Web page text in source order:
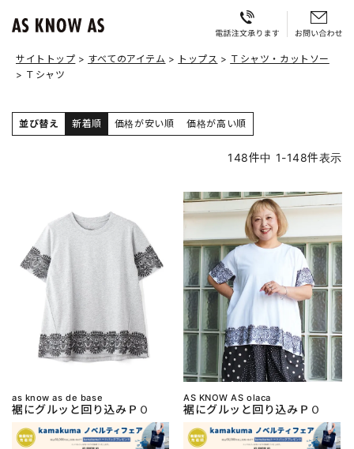
サイトトップ すべてのアイテム トップス
Ｔシャツ・カットソー
Ｔシャツ
並び替え 新着順 価格が安い順 価格が高い順
148件中 1-148件表示
as know as de base
裾にグルッと回り込みＰＯ
AS KNOW AS olaca
裾にグルッと回り込みＰＯ